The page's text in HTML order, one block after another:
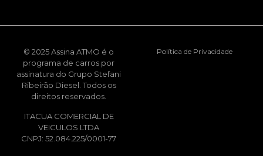
© 2025 Assina ATMO é o
programa de carros por
assinatura do Grupo Stefani
Ribeirão Diesel. Todos os
direitos reservados.
ITACUA COMERCIAL DE
VEICULOS LTDA
CNPJ: 52.084.225/0001-77
Política de Privacidade